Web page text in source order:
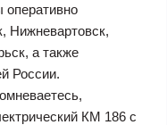
Нижневартовск,
а также
России.
КМ 186 с